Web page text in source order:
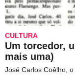
CULTURA
Um torcedor,
mais uma)
José Carlos Coêlho,